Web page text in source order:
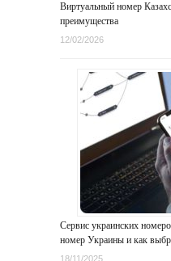
Виртуальный номер
преимущества
12/02/2026
Сервис украинских
номер Украины и как
18/11/2025